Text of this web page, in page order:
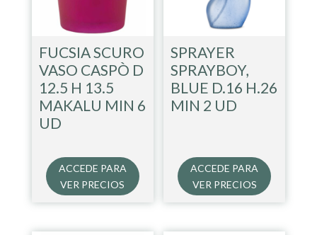
FUCSIA SCURO
VASO CASPÒ D
12.5 H 13.5
MAKALU MIN 6
UD
ACCEDE PARA
VER PRECIOS
SPRAYER
SPRAYBOY,
BLUE D.16 H.26
MIN 2 UD
ACCEDE PARA
VER PRECIOS